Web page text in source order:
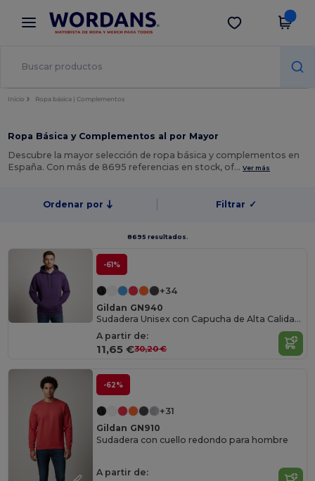
× App de Wordans
¡Mejores precios en app!
Descargar app
Inicio Ropa básica | Complementos
Ropa Básica y Complementos al por Mayor
Descubre la mayor selección de ropa básica y complementos en
España. Con más de 8695 referencias en stock, of…Ver más
Ordenar por Filtrar ✓
8695 resultados.
-61%
+34
Gildan GN940
Sudadera Unisex con Capucha de Alta Calidad Gildan
A partir de:
11,65 €30,20 €
-62%
+31
Gildan GN910
Sudadera con cuello redondo para hombre
A partir de: